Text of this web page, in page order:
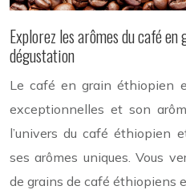
Explorez les arômes du café
dégustation
Le café en grain éthiopien
exceptionnelles et son
l’univers du café éthiopien
ses arômes uniques. Vous
de grains de café éthiopiens